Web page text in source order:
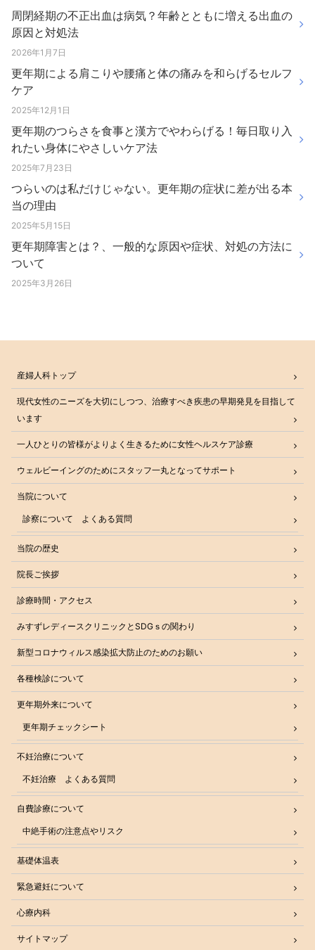
周閉経期の不正出血は病気？年齢とともに増える出血の
原因と対処法
2026年1月7日
更年期による肩こりや腰痛と体の痛みを和らげるセルフ
ケア
2025年12月1日
更年期のつらさを食事と漢方でやわらげる！毎日取り入
れたい身体にやさしいケア法
2025年7月23日
つらいのは私だけじゃない。更年期の症状に差が出る本
当の理由
2025年5月15日
更年期障害とは？、一般的な原因や症状、対処の方法に
ついて
2025年3月26日
産婦人科トップ
現代女性のニーズを大切にしつつ、治療すべき疾患の早期発見を目指して
います
一人ひとりの皆様がよりよく生きるために女性ヘルスケア診療
ウェルビーイングのためにスタッフ一丸となってサポート
当院について
診察について よくある質問
当院の歴史
院長ご挨拶
診療時間・アクセス
みすずレディースクリニックとSDGｓの関わり
新型コロナウィルス感染拡大防止のためのお願い
各種検診について
更年期外来について
更年期チェックシート
不妊治療について
不妊治療 よくある質問
自費診療について
中絶手術の注意点やリスク
基礎体温表
緊急避妊について
心療内科
サイトマップ